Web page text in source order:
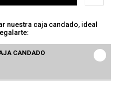
nuestra caja candado, ideal
CANDADO